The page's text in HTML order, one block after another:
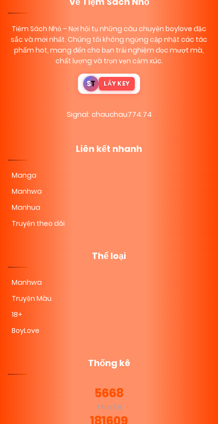
Tiệm Sách Nhỏ – Nơi hội tụ những câu chuyện boylove đặc
sắc và mới nhất. Chúng tôi không ngừng cập nhật các tác
phẩm hot, mang đến cho bạn trải nghiệm đọc mượt mà,
chất lượng và trọn vẹn cảm xúc.
ST LẤY KEY
Signal: chauchau774.74
Liên kết nhanh
Manga
Manhwa
Manhua
Truyện theo dõi
Thể loại
Manhwa
Truyện Màu
18+
BoyLove
Thống kê
5668
TRUYỆN
181609